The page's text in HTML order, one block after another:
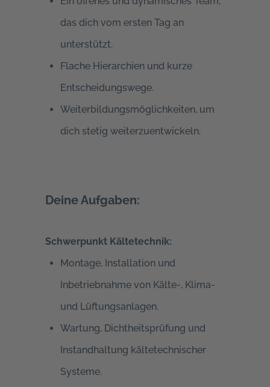
das dich vom ersten Tag an
unterstützt.
Flache Hierarchien und kurze
Entscheidungswege.
Weiterbildungsmöglichkeiten, um
dich stetig weiterzuentwickeln.
Deine Aufgaben:
Schwerpunkt Kältetechnik:
Montage, Installation und
Inbetriebnahme von Kälte-, Klima-
und Lüftungsanlagen.
Wartung, Dichtheitsprüfung und
Instandhaltung kältetechnischer
Systeme.